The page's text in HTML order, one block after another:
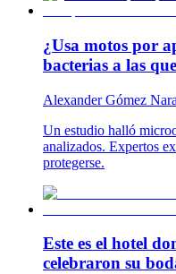
¿Usa motos por
bacterias a las
Alexander Gómez
Un estudio halló
analizados. Expertos
protegerse.
Este es el hotel
celebraron su